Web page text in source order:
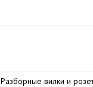
Разборные вилки и